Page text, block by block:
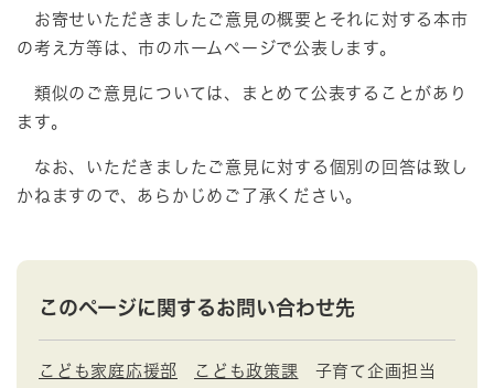
お寄せいただきましたご意見の概要とそれに対する本市
の考え方等は、市のホームページで公表します。
類似のご意見については、まとめて公表することがあり
ます。
なお、いただきましたご意見に対する個別の回答は致し
かねますので、あらかじめご了承ください。
このページに関するお問い合わせ先
こども家庭応援部 こども政策課 子育て企画担当